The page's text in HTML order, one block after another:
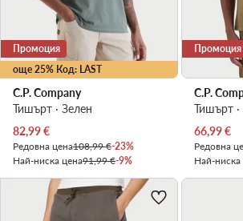
още 25% Код: LAST
Промоция
C.P. Company
Тишърт · Зелен
Актуална цена
82,99€
Редовна цена108,99 €-23%
Най-ниска цена91,99 €-9%
Промоция
C.P.
Тишърт ·
Актуална
66,99€
Редовна
Най-ниска